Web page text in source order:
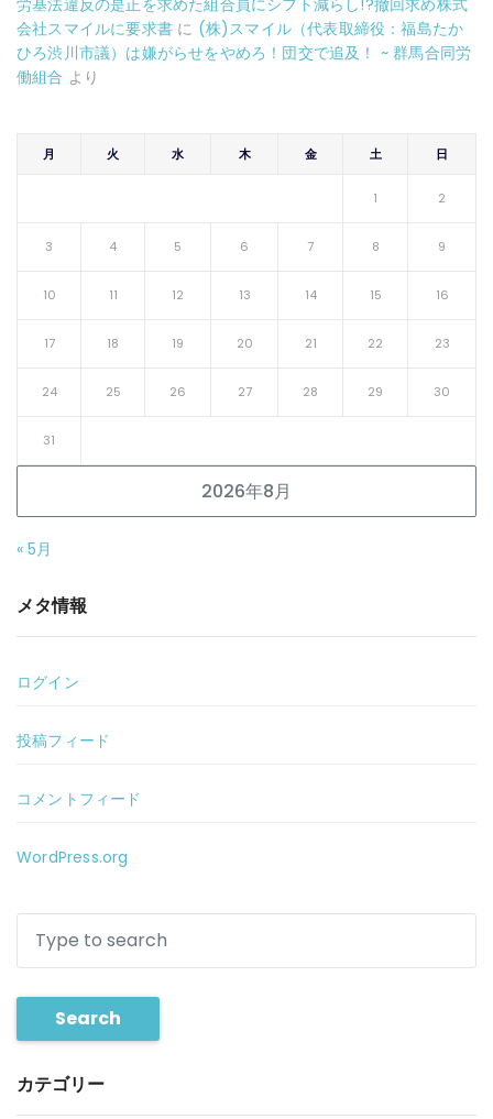
労基法違反の是正を求めた組合員にシフト減らし!?撤回求め株式
会社スマイルに要求書 に (株)スマイル（代表取締役：福島たか
ひろ渋川市議）は嫌がらせをやめろ！団交で追及！ ~ 群馬合同労
働組合 より
2026年8月
月 火 水 木 金 土 日
1 2
3 4 5 6 7 8 9
10 11 12 13 14 15 16
17 18 19 20 21 22 23
24 25 26 27 28 29 30
31
« 5月
メタ情報
ログイン
投稿フィード
コメントフィード
WordPress.org
Search
カテゴリー